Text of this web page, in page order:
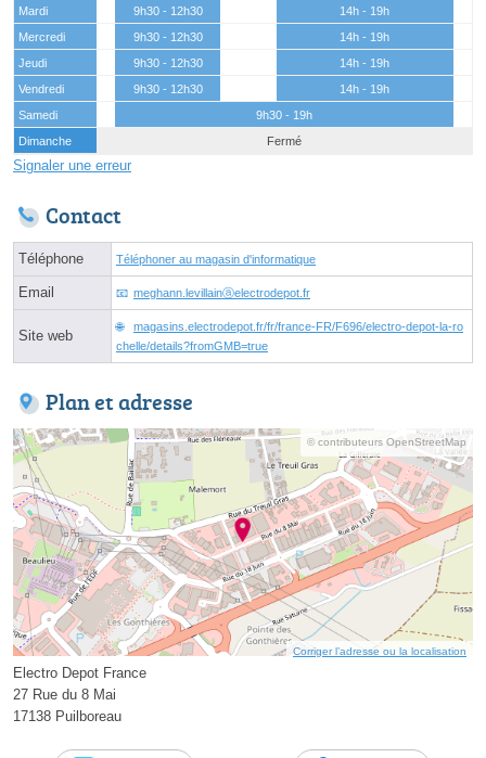
Mardi
9h30 - 12h30
14h - 19h
Mercredi
9h30 - 12h30
14h - 19h
Jeudi
9h30 - 12h30
14h - 19h
Vendredi
9h30 - 12h30
14h - 19h
Samedi
9h30 - 19h
Dimanche
Fermé
Signaler une erreur
Contact
Téléphone Téléphoner au magasin d'informatique
Email meghann.levillainⓐelectrodepot.fr
Site web
magasins.electrodepot.fr/fr/france-FR/F696/electro-depot-la-ro
chelle/details?fromGMB=true
Plan et adresse
© contributeurs OpenStreetMap
Corriger l’adresse ou la localisation
Electro Depot France
27 Rue du 8 Mai
17138 Puilboreau